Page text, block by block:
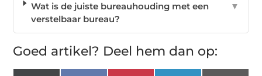
Wat is de juiste bureauhouding met een
verstelbaar bureau?
▼
Goed artikel? Deel hem dan op: